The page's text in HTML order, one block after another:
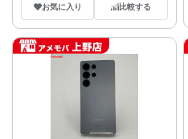
お気に入り 比較する